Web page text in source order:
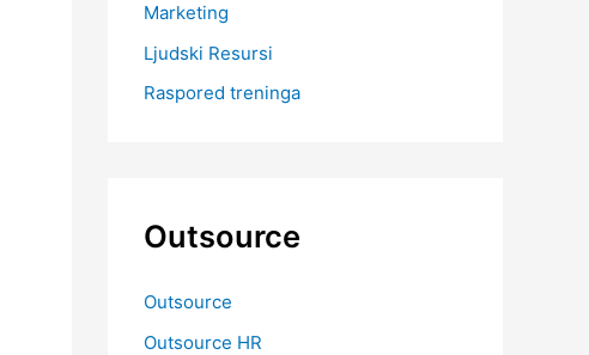
Marketing
Ljudski Resursi
Raspored treninga
Outsource
Outsource
Outsource HR